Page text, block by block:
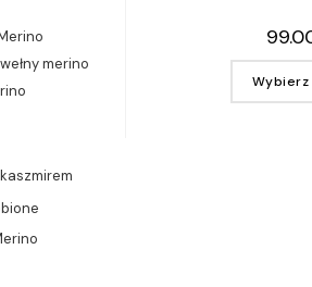
merino